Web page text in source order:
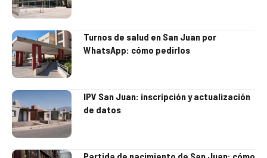
Turnos de salud en San Juan por
WhatsApp: cómo pedirlos
IPV San Juan: inscripción y actualización
de datos